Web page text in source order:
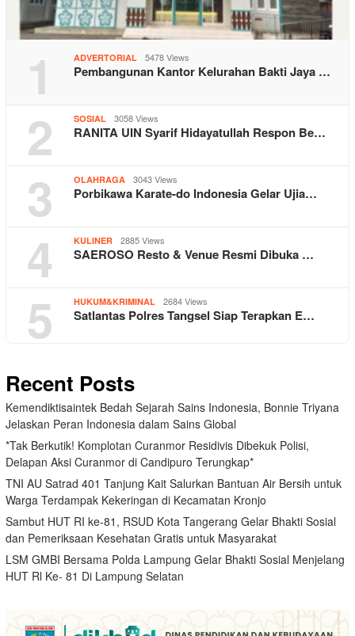
1 ADVERTORIAL 5478 Views
Pembangunan Kantor Kelurahan Bakti Jaya …
2 SOSIAL 3058 Views
RANITA UIN Syarif Hidayatullah Respon Be…
3 OLAHRAGA 3043 Views
Porbikawa Karate-do Indonesia Gelar Ujia…
4 KULINER 2885 Views
SAEROSO Resto & Venue Resmi Dibuka …
5 HUKUM&KRIMINAL 2684 Views
Satlantas Polres Tangsel Siap Terapkan E…
Recent Posts
Kemendiktisaintek Bedah Sejarah Sains Indonesia, Bonnie Triyana
Jelaskan Peran Indonesia dalam Sains Global
*Tak Berkutik! Komplotan Curanmor Residivis Dibekuk Polisi,
Delapan Aksi Curanmor di Candipuro Terungkap*
TNI AU Satrad 401 Tanjung Kait Salurkan Bantuan Air Bersih untuk
Warga Terdampak Kekeringan di Kecamatan Kronjo
Sambut HUT RI ke-81, RSUD Kota Tangerang Gelar Bhakti Sosial
dan Pemeriksaan Kesehatan Gratis untuk Masyarakat
LSM GMBI Bersama Polda Lampung Gelar Bhakti Sosial Menjelang
HUT Rl Ke- 81 Di Lampung Selatan